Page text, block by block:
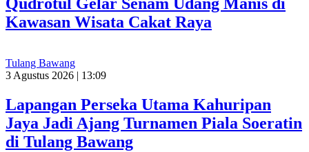
Kawasan Wisata Cakat Raya
Tulang Bawang
3 Agustus 2026 | 13:09
Lapangan Perseka Utama Kahuripan
Jaya Jadi Ajang Turnamen Piala Soeratin
di Tulang Bawang